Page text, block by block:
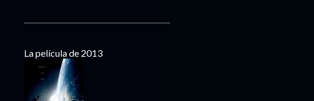
La película de 2013